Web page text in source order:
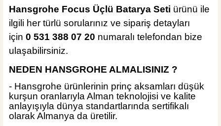
İsvea Banyo
İsvea Fluido Tezgah Üstü 47 cm Lavabo Fildişi
15.444,00 TL %40
9.266,40 TL
ÜRÜN TÜKENDİ
ÜRÜN TÜKENDİ
Hansgrohe Focus Üçlü Batarya Seti ürünü ile
ilgili her türlü sorularınız ve sipariş detayları
için 0 531 388 07 20 numaralı telefondan bize
ulaşabilirsiniz.
NEDEN HANSGROHE ALMALISINIZ ?
- Hansgrohe ürünlerinin prinç aksamları düşük
kurşun oranlarıyla Alman teknolojisi ve kalite
anlayışıyla dünya standartlarında sertifikalı
olarak Almanya da üretilir.